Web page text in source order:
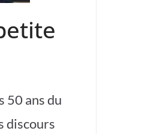
50 ans du
discours